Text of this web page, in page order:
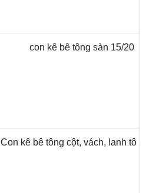
con kê bê tông sàn 15/20
Con kê bê tông cột, vách, lanh tô